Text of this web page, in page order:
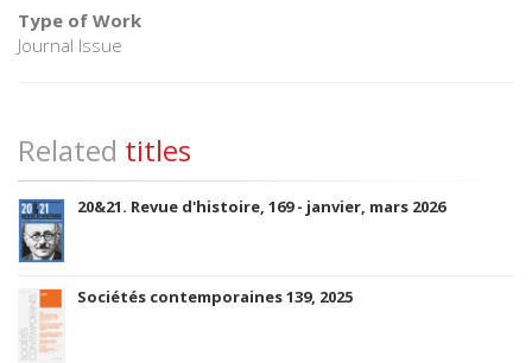
Type of Work
Journal Issue
Related titles
20&21. Revue d'histoire, 169 - janvier, mars 2026
Sociétés contemporaines 139, 2025